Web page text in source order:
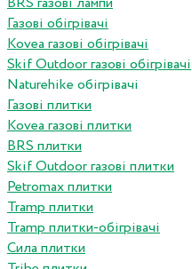
Газові обігрівачі
Kovea газові обігрівачі
Skif Outdoor газові обігрівачі
Naturehike обігрівачі
Газові плитки
Kovea газові плитки
BRS плитки
Skif Outdoor газові плитки
Petromax плитки
Tramp плитки
Tramp плитки-обігрівачі
Сила плитки